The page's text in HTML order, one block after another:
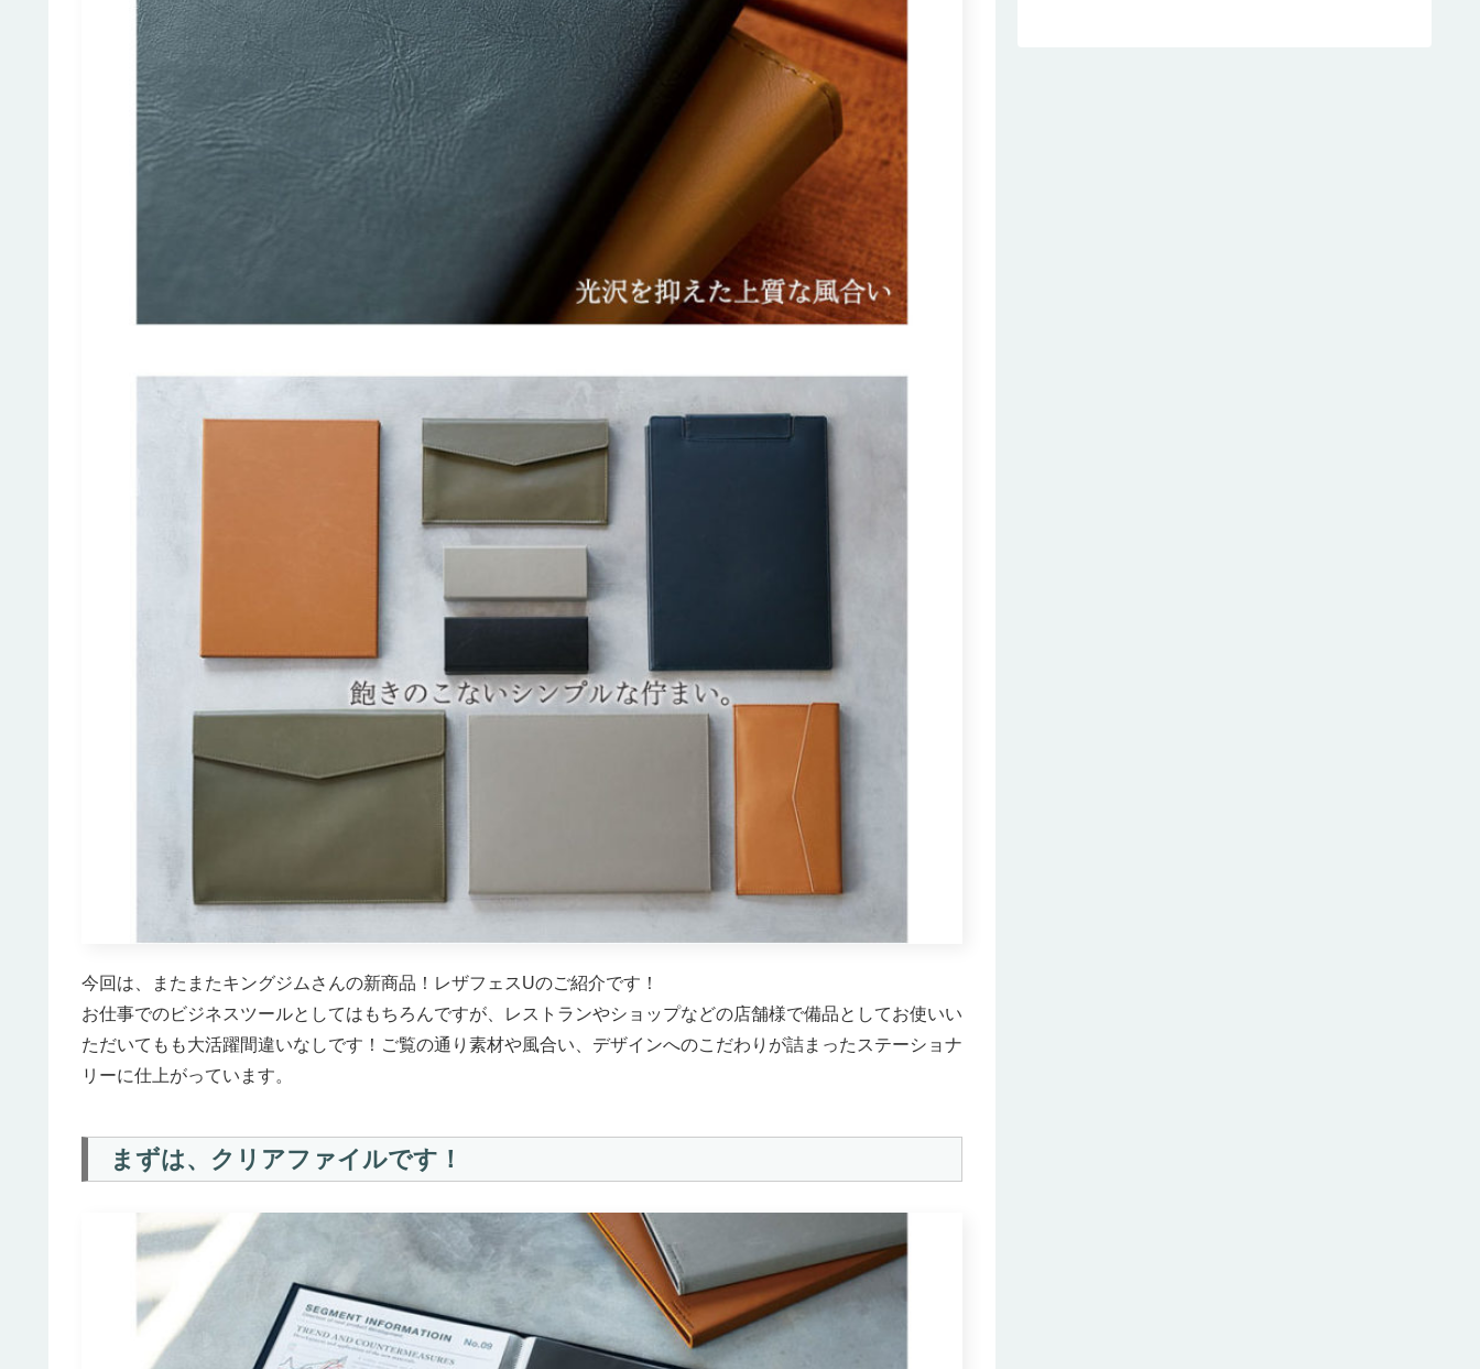
今回は、またまたキングジムさんの新商品！レザフェスUのご紹介です！
お仕事でのビジネスツールとしてはもちろんですが、レストランやショップなどの店舗様で備品としてお使いい
ただいてもも大活躍間違いなしです！ご覧の通り素材や風合い、デザインへのこだわりが詰まったステーショナ
リーに仕上がっています。
まずは、クリアファイルです！